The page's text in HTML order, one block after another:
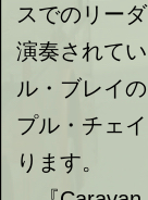
スでのリー
演奏されて
ル・ブレイ
プル・チェ
ります。